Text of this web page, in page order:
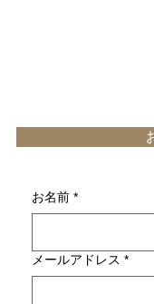
お名前 *
メールアドレス *